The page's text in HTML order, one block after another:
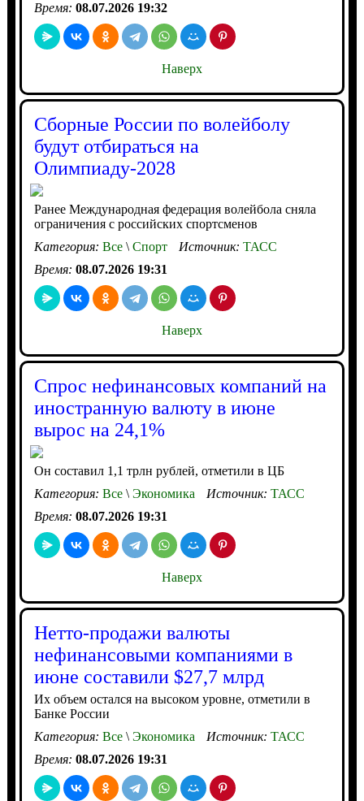
Время: 08.07.2026 19:32
Наверх
Сборные России по волейболу
будут отбираться на
Олимпиаду-2028
Ранее Международная федерация волейбола сняла
ограничения с российских спортсменов
Категория: Все\Спорт Источник: ТАСС
Время: 08.07.2026 19:31
Наверх
Спрос нефинансовых компаний на
иностранную валюту в июне
вырос на 24,1%
Он составил 1,1 трлн рублей, отметили в ЦБ
Категория: Все\Экономика Источник: ТАСС
Время: 08.07.2026 19:31
Наверх
Нетто-продажи валюты
нефинансовыми компаниями в
июне составили $27,7 млрд
Их объем остался на высоком уровне, отметили в
Банке России
Категория: Все\Экономика Источник: ТАСС
Время: 08.07.2026 19:31